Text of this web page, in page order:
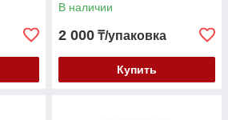
В наличии
2 000 ₸/упаковка
Купить